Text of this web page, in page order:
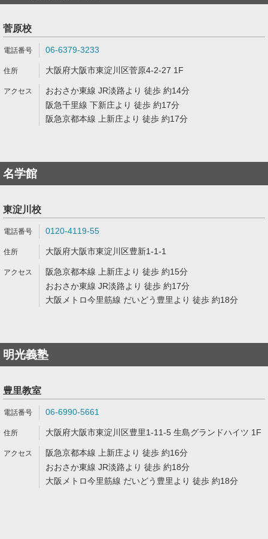
菅原校
06-6379-3233
大阪府大阪市東淀川区菅原4-2-27 1F
おおさか東線 JR淡路より 徒歩 約14分
阪急千里線 下新庄より 徒歩 約17分
阪急京都本線 上新庄より 徒歩 約17分
名学館
東淀川校
0120-4119-55
大阪府大阪市東淀川区豊新1-1-1
阪急京都本線 上新庄より 徒歩 約15分
おおさか東線 JR淡路より 徒歩 約17分
大阪メトロ今里筋線 だいどう豊里より 徒歩 約18分
明光義塾
豊里教室
06-6990-5661
大阪府大阪市東淀川区豊里1-11-5 生島グランドハイツ 1F
阪急京都本線 上新庄より 徒歩 約16分
おおさか東線 JR淡路より 徒歩 約18分
大阪メトロ今里筋線 だいどう豊里より 徒歩 約18分